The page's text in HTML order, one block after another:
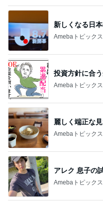
新しくなる日
Amebaトピックス
投資方針に合
Amebaトピックス
麗しく端正な
Amebaトピックス
アレク 息子の
Amebaトピックス